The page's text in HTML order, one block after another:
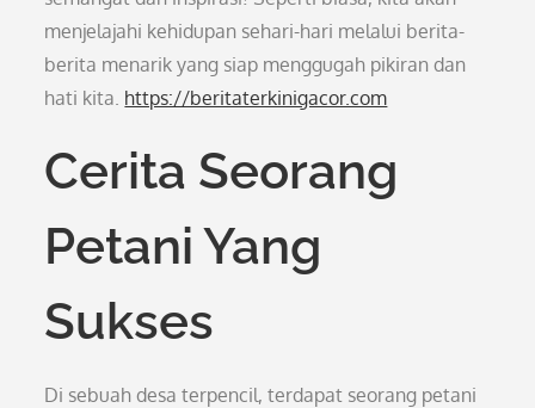
menjelajahi kehidupan sehari-hari melalui berita-
berita menarik yang siap menggugah pikiran dan
hati kita. https://beritaterkinigacor.com
Cerita Seorang
Petani Yang
Sukses
Di sebuah desa terpencil, terdapat seorang petani